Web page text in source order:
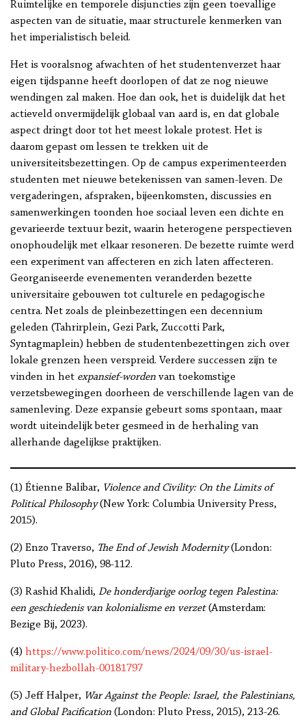
Ruimtelijke en temporele disjuncties zijn geen toevallige
aspecten van de situatie, maar structurele kenmerken van
het imperialistisch beleid.
Het is vooralsnog afwachten of het studentenverzet haar
eigen tijdspanne heeft doorlopen of dat ze nog nieuwe
wendingen zal maken. Hoe dan ook, het is duidelijk dat het
actieveld onvermijdelijk globaal van aard is, en dat globale
aspect dringt door tot het meest lokale protest. Het is
daarom gepast om lessen te trekken uit de
universiteitsbezettingen. Op de campus experimenteerden
studenten met nieuwe betekenissen van samen-leven. De
vergaderingen, afspraken, bijeenkomsten, discussies en
samenwerkingen toonden hoe sociaal leven een dichte en
gevarieerde textuur bezit, waarin heterogene perspectieven
onophoudelijk met elkaar resoneren. De bezette ruimte werd
een experiment van affecteren en zich laten affecteren.
Georganiseerde evenementen veranderden bezette
universitaire gebouwen tot culturele en pedagogische
centra. Net zoals de pleinbezettingen een decennium
geleden (Tahrirplein, Gezi Park, Zuccotti Park,
Syntagmaplein) hebben de studentenbezettingen zich over
lokale grenzen heen verspreid. Verdere successen zijn te
vinden in het expansief-worden van toekomstige
verzetsbewegingen doorheen de verschillende lagen van de
samenleving. Deze expansie gebeurt soms spontaan, maar
wordt uiteindelijk beter gesmeed in de herhaling van
allerhande dagelijkse praktijken.
(1) Étienne Balibar, Violence and Civility: On the Limits of
Political Philosophy(New York: Columbia University Press,
2015).
(2) Enzo Traverso, The End of Jewish Modernity(London:
Pluto Press, 2016), 98-112.
(3) Rashid Khalidi, De honderdjarige oorlog tegen Palestina:
een geschiedenis van kolonialisme en verzet(Amsterdam:
Bezige Bij, 2023).
(4) https://www.politico.com/news/2024/09/30/us-israel-
military-hezbollah-00181797
(5) Jeff Halper, War Against the People: Israel, the Palestinians,
and Global Pacification (London: Pluto Press, 2015), 213-26.